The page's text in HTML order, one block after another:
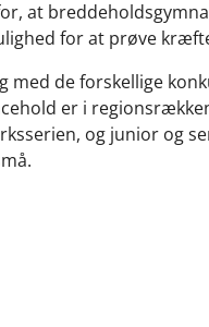
at
for at prøve
med de forskellige
er i
og junior og